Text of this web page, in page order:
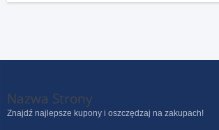
Nazwa Strony
Znajdź najlepsze kupony i oszczędzaj na zakupach!